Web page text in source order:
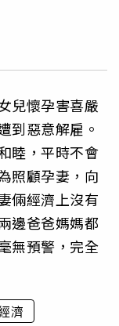
兒懷孕害喜嚴
到惡意解雇。
睦，平時不會
照顧孕妻，向
倆經濟上沒有
邊爸爸媽媽都
無預警，完全
濟